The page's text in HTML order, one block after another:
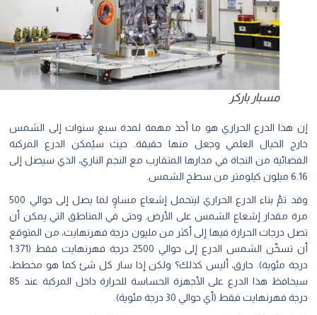
مسبار باركر
هذا الدرع الحراري هو ما أخذ مهمة لمدة سبع سنوات إلى الشمس
الخيال العلمي وجعل منها حقيقة. حيث سيُمكن الدرع المركبة
من النجاة في مدارها المتقارب مع النجم الناري، الذي سيصل إلى
وقد تمَّ بناء الدرع الحراري ليتحمل إشعاع مساوٍ لما يصل إلى حوالي 500
مقدار إشعاع الشمس على الأرض. وحتى في المناطق التي يمكن أن
درجات الحرارة فيها إلى أكثر من مليون درجة فهرنهايت، من المتوقع
أن تسخّن الشمس الدرع إلى حوالي 2500 درجة فهرنهايت فقط (1.371
مئوية). حارق، أليس كذلك؟ ولكن إذا سار كل شئ كما هو مخطط،
سيحافظ هذا الدرع على الأجهزة الحساسة للحرارة داخل المركبة عند 85
فهرنهايت فقط (أي حوالي 30 درجة مئوية).